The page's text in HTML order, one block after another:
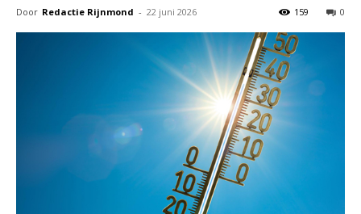
Door Redactie Rijnmond - 22 juni 2026 0
159